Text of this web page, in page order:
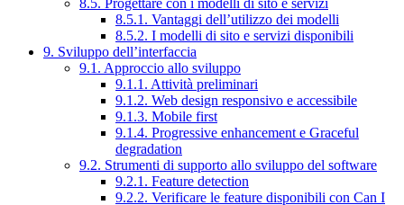
8.5. Progettare con i modelli di sito e servizi
8.5.1. Vantaggi dell’utilizzo dei modelli
8.5.2. I modelli di sito e servizi disponibili
9. Sviluppo dell’interfaccia
9.1. Approccio allo sviluppo
9.1.1. Attività preliminari
9.1.2. Web design responsivo e accessibile
9.1.3. Mobile first
9.1.4. Progressive enhancement e Graceful
degradation
9.2. Strumenti di supporto allo sviluppo del software
9.2.1. Feature detection
9.2.2. Verificare le feature disponibili con Can I